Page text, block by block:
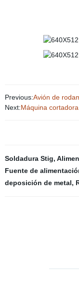
Previous:Avión de
Next:Máquina
Soldadura Stig,
Fuente de
deposición de metal,